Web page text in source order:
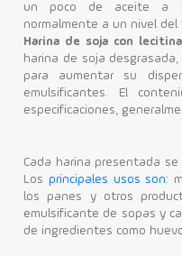
un poco de aceite a
normalmente a un nivel del
Harina de soja con
harina de soja
para aumentar su
emulsificantes. El
especificaciones,
Cada harina presentada
Los principales usos son:
los panes y otros
emulsificante de sopas y
de ingredientes como